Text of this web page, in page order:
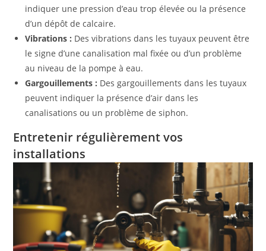
indiquer une pression d’eau trop élevée ou la présence
d’un dépôt de calcaire.
Vibrations : Des vibrations dans les tuyaux peuvent être
le signe d’une canalisation mal fixée ou d’un problème
au niveau de la pompe à eau.
Gargouillements : Des gargouillements dans les tuyaux
peuvent indiquer la présence d’air dans les
canalisations ou un problème de siphon.
Entretenir régulièrement vos
installations